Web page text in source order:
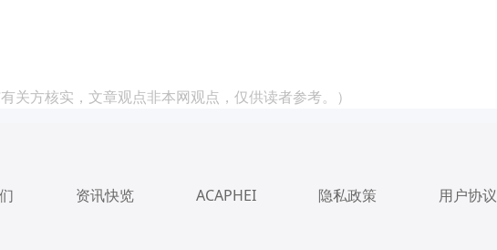
关方核实，文章观点非本网观点，仅供读者参考。）
资讯快览 ACAPHEI 隐私政策 用户协议